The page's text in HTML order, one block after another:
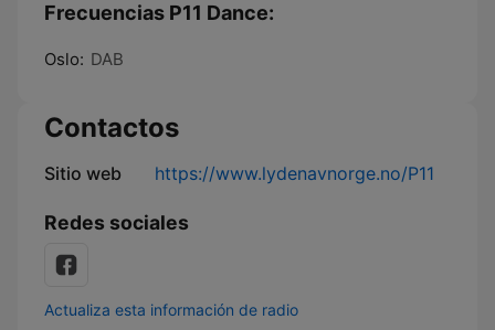
Frecuencias P11 Dance:
Oslo: DAB
Contactos
Sitio web https://www.lydenavnorge.no/P11
Redes sociales
Actualiza esta información de radio